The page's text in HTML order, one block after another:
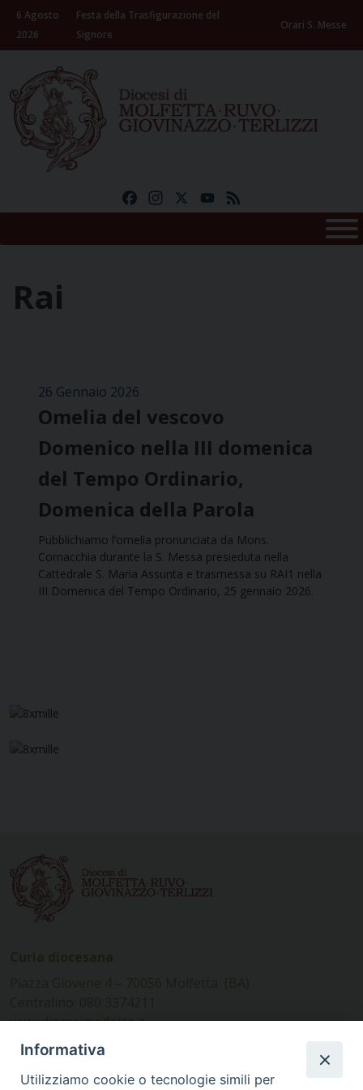
Skip
content
6 Agosto
2026
Festa della Trasfigurazione del
Signore
Orari S. Messe
FacebookInstagramYouTube
Rai
26 Gennaio 2026
Omelia del vescovo
Domenico nella III domenica
del Tempo Ordinario,
Domenica della Parola
Pubblichiamo l’omelia pronunciata da Mons.
Cornacchia durante la S. Messa presieduta nella
Cattedrale S. Maria Assunta e trasmessa su RAI1 nella
III Domenica del Tempo Ordinario, 25 gennaio 2026.
www.diocesimolfetta.it –
diocesimolfetta@pec.chiesacattolica.it
Informativa
Utilizziamo cookie o tecnologie simili per